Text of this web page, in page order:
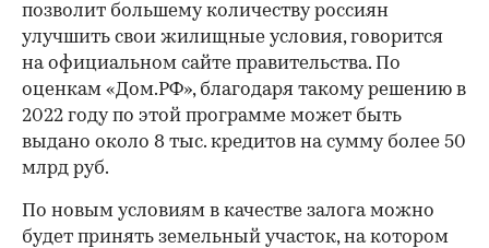
позволит большему количеству россиян
улучшить свои жилищные условия, говорится
на официальном сайте правительства. По
оценкам «Дом.РФ», благодаря такому решению в
2022 году по этой программе может быть
выдано около 8 тыс. кредитов на сумму более 50
млрд руб.
По новым условиям в качестве залога можно
будет принять земельный участок, на котором